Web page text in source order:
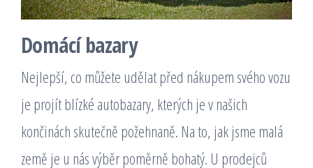
Domácí bazary
Nejlepší, co můžete udělat před nákupem svého vozu
je projít blízké autobazary, kterých je v našich
končinách skutečně požehnaně. Na to, jak jsme malá
země je u nás výběr poměrně bohatý. U prodejců